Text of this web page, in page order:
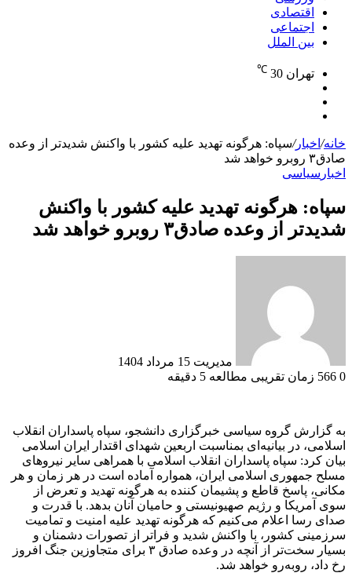
اقتصادی
اجتماعی
بین الملل
تهران 30
℃
خانه/ اخبار/سپاه: هرگونه تهدید علیه کشور با واکنش شدیدتر از وعده
صادق۳ روبرو خواهد شد
اخبار سیاسی
سپاه: هرگونه تهدید علیه کشور با واکنش
شدیدتر از وعده صادق۳ روبرو خواهد شد
مدیریت 15 مرداد 1404
0
زمان تقریبی مطالعه 5 دقیقه
به گزارش گروه سیاسی خبرگزاری دانشجو، سپاه پاسداران انقلاب
اسلامی، در بیانیه‌ای بمناسبت اربعین شهدای اقتدار ایران اسلامی
بیان کرد: سپاه پاسداران انقلاب اسلامی با همراهی سایر نیرو‌های
مسلح جمهوری اسلامی ایران، همواره آماده است در هر زمان و هر
مکانی، پاسخ قاطع و پشیمان کننده به هرگونه تهدید و تعرض از
سوی آمریکا و رژیم صهیونیستی و حامیان آنان بدهد. با قدرت و
صدای رسا اعلام می‌کنیم که هرگونه تهدید علیه امنیت و تمامیت
سرزمینی کشور، با واکنش شدید و فراتر از تصورات دشمنان و
بسیار سخت‌تر از آنچه در وعده صادق ۳ برای متجاوزین جنگ افروز
رخ داد، روبه‌رو خواهد شد.